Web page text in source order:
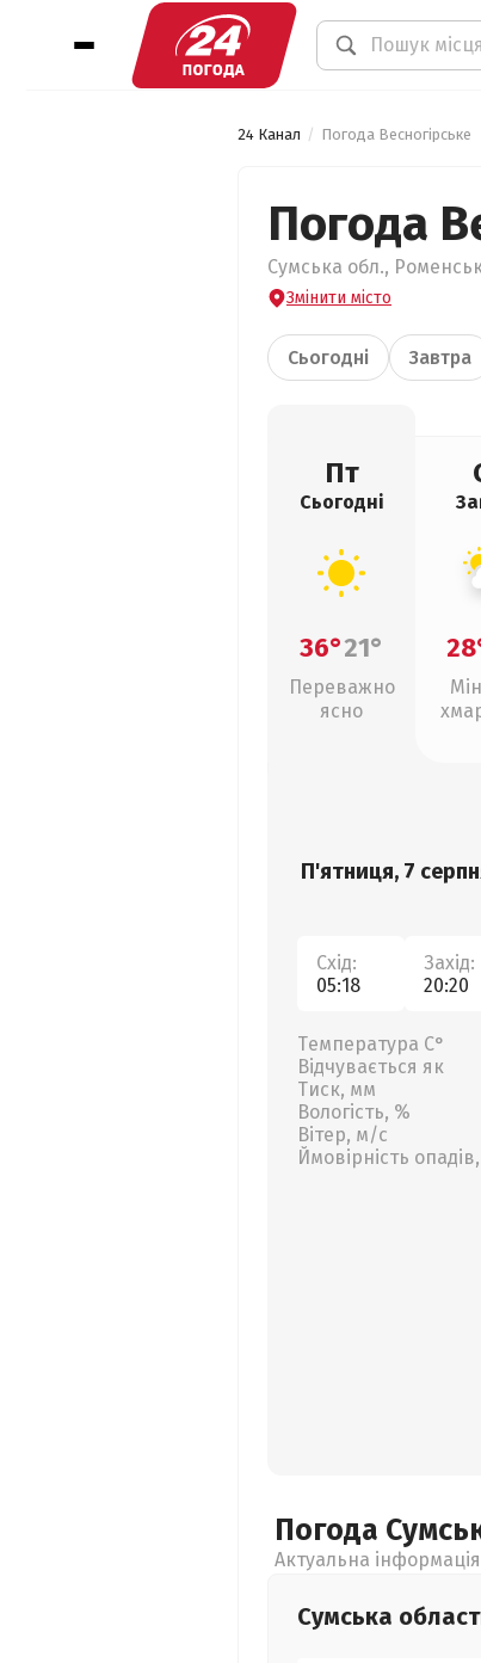
24 Канал Погода Весногірське
Погода
Сумська обл.,
Змінити місто
Сьогодні Завтра
Пт
Сьогодні
36°21°
Переважно
ясно
П'ятниця, 7
Схід:
05:18
Захід:
20:20
Температура С°
Відчувається як
Тиск, мм
Вологість, %
Вітер, м/с
Ймовірність
Погода
Актуальна
Сумська